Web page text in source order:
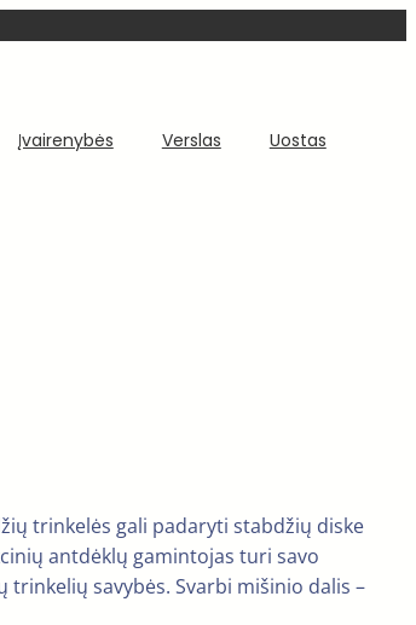
Įvairenybės Verslas Uostas
trinkelės gali padaryti stabdžių diske
antdėklų gamintojas turi savo
savybės. Svarbi mišinio dalis –